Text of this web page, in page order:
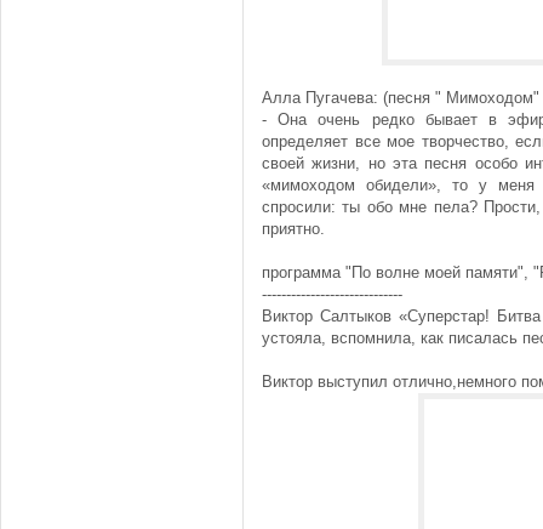
Алла Пугачева: (песня " Мимоходом"
- Она очень редко бывает в
определяет все мое творчество,
своей жизни, но эта песня особо
«мимоходом обидели», то у меня
спросили: ты обо мне пела?
приятно.
программа "По волне моей памяти",
-----------------------------
Виктор Салтыков «Суперстар!
устояла, вспомнила, как писалась
Виктор выступил отлично,немного